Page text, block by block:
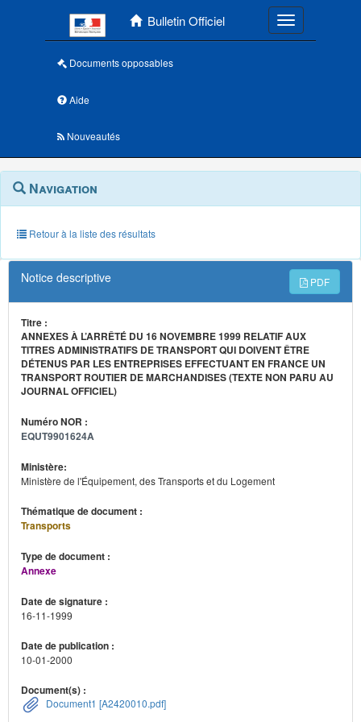
Bulletin Officiel Toggle
Documents opposables
Aide
Nouveautés
Navigation
outils
annexes
Menu
contextuel
Navigation
Retour à la liste des résultats
Notice descriptive PDF
Titre :
ANNEXES À L’ARRÊTÉ DU 16 NOVEMBRE 1999 RELATIF AUX
TITRES ADMINISTRATIFS DE TRANSPORT QUI DOIVENT ÊTRE
DÉTENUS PAR LES ENTREPRISES EFFECTUANT EN FRANCE UN
TRANSPORT ROUTIER DE MARCHANDISES (TEXTE NON PARU AU
JOURNAL OFFICIEL)
Numéro NOR :
EQUT9901624A
Ministère:
Ministère de l'Équipement, des Transports et du Logement
Thématique de document :
Transports
Type de document :
Annexe
Date de signature :
16-11-1999
Date de publication :
10-01-2000
Document(s) :
Document1 [A2420010.pdf]